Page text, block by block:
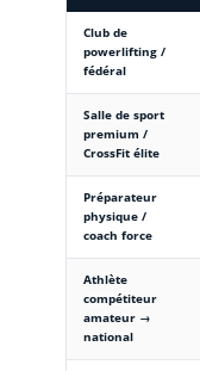
Club de
powerlifting /
fédéral
Salle de sport
premium /
CrossFit élite
Préparateur
physique /
coach force
Athlète
compétiteur
amateur →
national